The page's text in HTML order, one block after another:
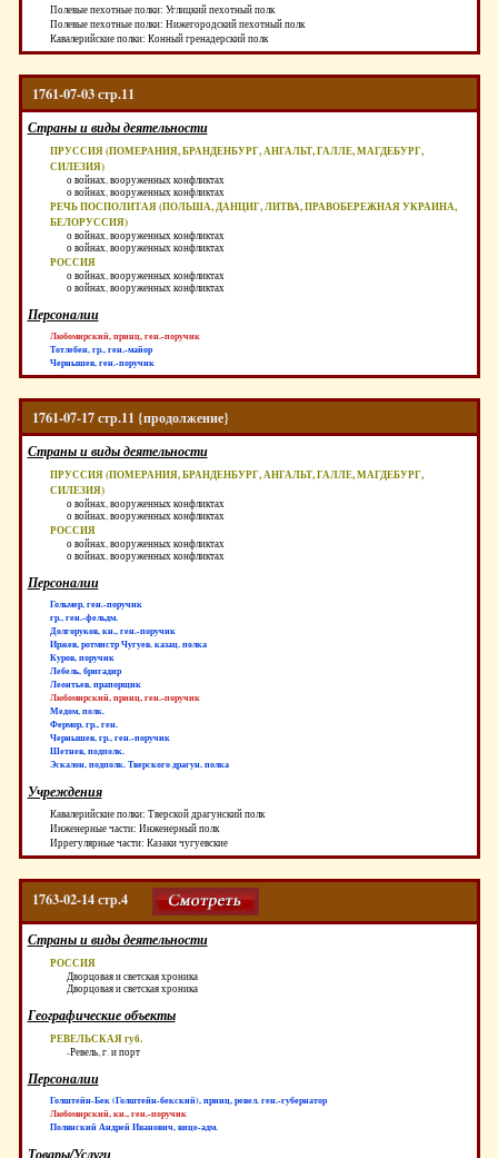
Полевые пехотные полки: Углицкий пехотный полк
Полевые пехотные полки: Нижегородский пехотный полк
Кавалерийские полки: Конный гренадерский полк
1761-07-03 стр.11
Страны и виды деятельности
ПРУССИЯ (ПОМЕРАНИЯ, БРАНДЕНБУРГ, АНГАЛЬТ, ГАЛЛЕ, МАГДЕБУРГ,
СИЛЕЗИЯ)
о войнах, вооруженных конфликтах
о войнах, вооруженных конфликтах
РЕЧЬ ПОСПОЛИТАЯ (ПОЛЬША, ДАНЦИГ, ЛИТВА, ПРАВОБЕРЕЖНАЯ УКРАИНА,
БЕЛОРУССИЯ)
о войнах, вооруженных конфликтах
о войнах, вооруженных конфликтах
РОССИЯ
о войнах, вооруженных конфликтах
о войнах, вооруженных конфликтах
Персоналии
Любомирский, принц, ген.-поручик
Тотлебен, гр., ген.-майор
Чернышев, ген.-поручик
1761-07-17 стр.11 {продолжение}
Страны и виды деятельности
ПРУССИЯ (ПОМЕРАНИЯ, БРАНДЕНБУРГ, АНГАЛЬТ, ГАЛЛЕ, МАГДЕБУРГ,
СИЛЕЗИЯ)
о войнах, вооруженных конфликтах
о войнах, вооруженных конфликтах
РОССИЯ
о войнах, вооруженных конфликтах
о войнах, вооруженных конфликтах
Персоналии
Гольмер, ген.-поручик
гр., ген.-фельдм.
Долгоруков, кн., ген.-поручик
Иржев, ротмистр Чугуев. казац. полка
Куров, поручик
Лебель, бригадир
Леонтьев, прапорщик
Любомирский, принц, ген.-поручик
Медом, полк.
Фермор, гр., ген.
Чернышев, гр., ген.-поручик
Шетнев, подполк.
Эскалон, подполк. Тверского драгун. полка
Учреждения
Кавалерийские полки: Тверской драгунский полк
Инженерные части: Инженерный полк
Иррегулярные части: Казаки чугуевские
1763-02-14 стр.4
Страны и виды деятельности
РОССИЯ
Дворцовая и светская хроника
Дворцовая и светская хроника
Географические объекты
РЕВЕЛЬСКАЯ губ.
-Ревель, г. и порт
Персоналии
Голштейн-Бек (Голштейн-бекский), принц, ревел. ген.-губернатор
Любомирский, кн., ген.-поручик
Полянский Андрей Иванович, вице-адм.
Товары/Услуги